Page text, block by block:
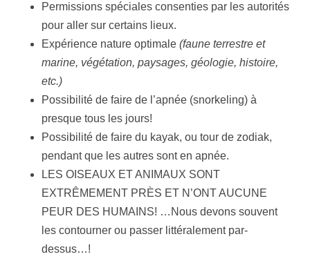
Permissions spéciales consenties par les autorités
pour aller sur certains lieux.
Expérience nature optimale (faune terrestre et
marine, végétation, paysages, géologie, histoire,
etc.)
Possibilité de faire de l’apnée (snorkeling) à
presque tous les jours!
Possibilité de faire du kayak, ou tour de zodiak,
pendant que les autres sont en apnée.
LES OISEAUX ET ANIMAUX SONT
EXTRÊMEMENT PRÈS ET N’ONT AUCUNE
PEUR DES HUMAINS! …Nous devons souvent
les contourner ou passer littéralement par-
dessus…!